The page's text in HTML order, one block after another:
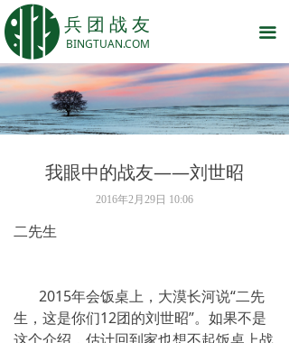
兵 团 战 友 끀
网站首页
话说兵团
战友之家
战友原创
关于我们
BINGTUAN.COM
我眼中的战友——刘世昭
二先生
2015年会饭桌上，大漠长河说“二先
生，这是你们12团的刘世昭”。如果不是
2016年2月29日 10:06